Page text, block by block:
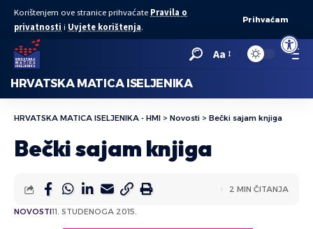
Korištenjem ove stranice prihvaćate Pravila o
privatnosti i Uvjete korištenja.
Prihvaćam
Aa
HRVATSKA MATICA ISELJENIKA
HRVATSKA MATICA ISELJENIKA - HMI > Novosti > Bečki sajam knjiga
Bečki sajam knjiga
NOVOSTI11. STUDENOGA 2015.
2 MIN ČITANJA
Open